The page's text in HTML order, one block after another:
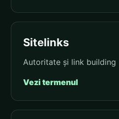
Sitelinks
Autoritate și link building
Vezi termenul